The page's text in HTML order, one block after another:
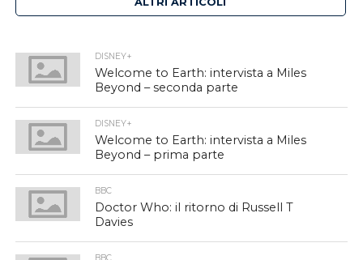
DISNEY+
Welcome to Earth: intervista a Miles
Beyond – seconda parte
DISNEY+
Welcome to Earth: intervista a Miles
Beyond – prima parte
BBC
Doctor Who: il ritorno di Russell T
Davies